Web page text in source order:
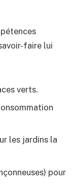
faire lui
verts.
les jardins la
pour